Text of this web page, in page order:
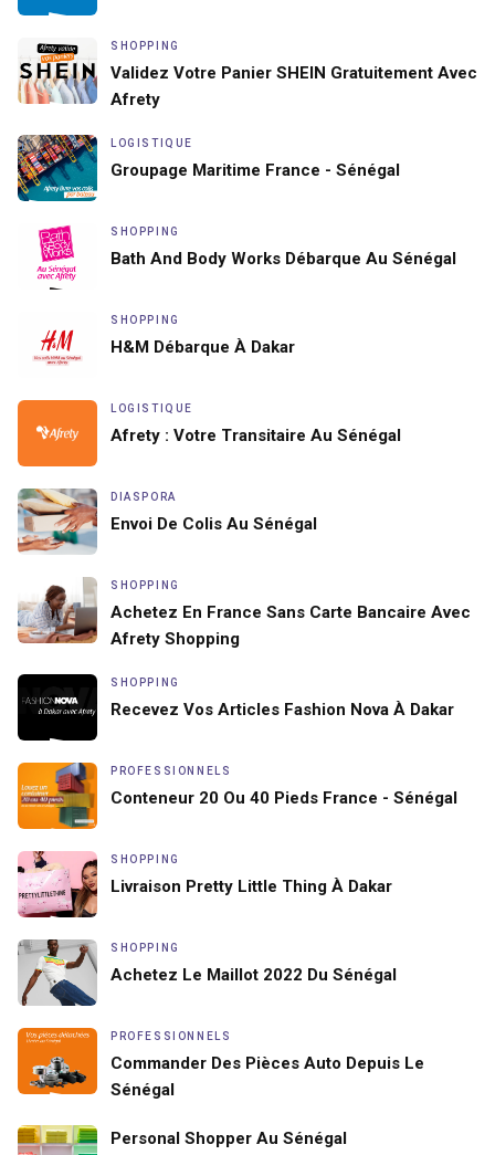
SHOPPING
Validez Votre Panier SHEIN Gratuitement Avec
Afrety
LOGISTIQUE
Groupage Maritime France - Sénégal
SHOPPING
Bath And Body Works Débarque Au Sénégal
SHOPPING
H&M Débarque À Dakar
LOGISTIQUE
Afrety : Votre Transitaire Au Sénégal
DIASPORA
Envoi De Colis Au Sénégal
SHOPPING
Achetez En France Sans Carte Bancaire Avec
Afrety Shopping
SHOPPING
Recevez Vos Articles Fashion Nova À Dakar
PROFESSIONNELS
Conteneur 20 Ou 40 Pieds France - Sénégal
SHOPPING
Livraison Pretty Little Thing À Dakar
SHOPPING
Achetez Le Maillot 2022 Du Sénégal
PROFESSIONNELS
Commander Des Pièces Auto Depuis Le
Sénégal
Personal Shopper Au Sénégal